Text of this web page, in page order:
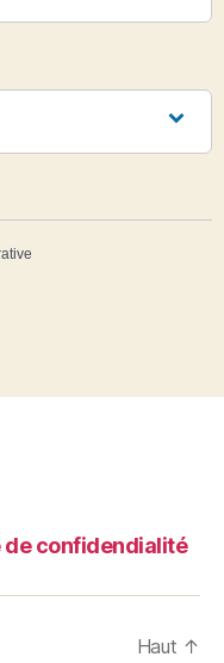
de confidendialité
Haut ↑